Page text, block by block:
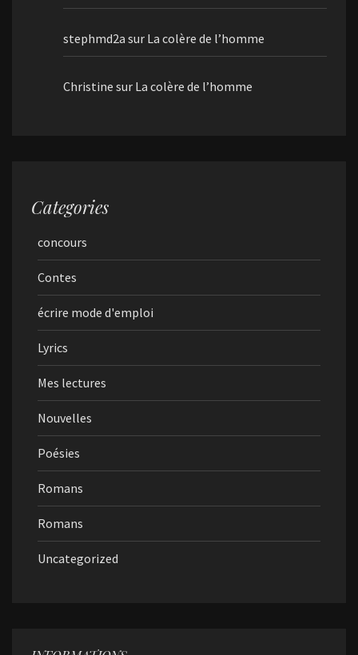
stephmd2a sur La colère de l’homme
Christine sur La colère de l’homme
Categories
concours
Contes
écrire mode d'emploi
Lyrics
Mes lectures
Nouvelles
Poésies
Romans
Romans
Uncategorized